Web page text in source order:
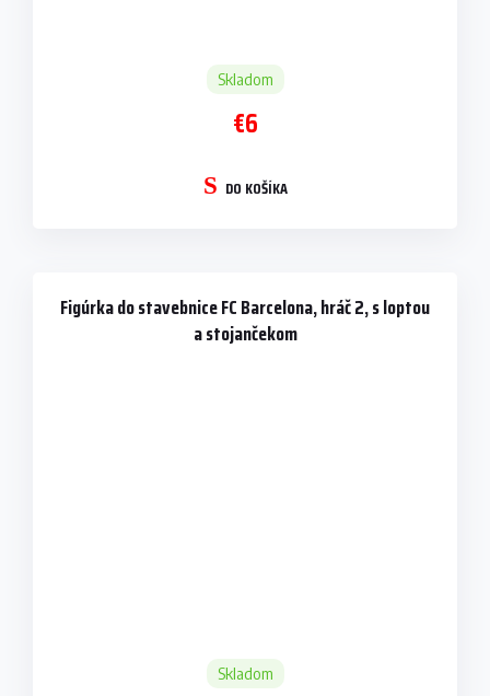
Skladom
€6
DO KOŠÍKA
Figúrka do stavebnice FC Barcelona, hráč 2, s loptou
a stojančekom
Skladom